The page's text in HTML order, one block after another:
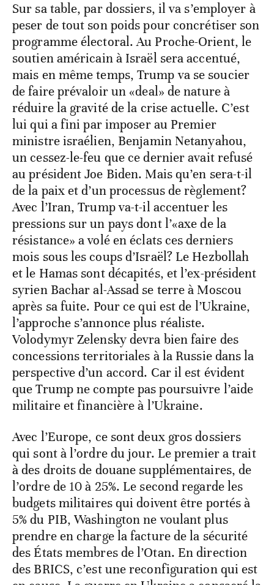
Sur sa table, par dossiers, il va s’employer à
peser de tout son poids pour concrétiser son
programme électoral. Au Proche-Orient, le
soutien américain à Israël sera accentué,
mais en même temps, Trump va se soucier
de faire prévaloir un «deal» de nature à
réduire la gravité de la crise actuelle. C’est
lui qui a fini par imposer au Premier
ministre israélien, Benjamin Netanyahou,
un cessez-le-feu que ce dernier avait refusé
au président Joe Biden. Mais qu’en sera-t-il
de la paix et d’un processus de règlement?
Avec l’Iran, Trump va-t-il accentuer les
pressions sur un pays dont l’«axe de la
résistance» a volé en éclats ces derniers
mois sous les coups d’Israël? Le Hezbollah
et le Hamas sont décapités, et l’ex-président
syrien Bachar al-Assad se terre à Moscou
après sa fuite. Pour ce qui est de l’Ukraine,
l’approche s’annonce plus réaliste.
Volodymyr Zelensky devra bien faire des
concessions territoriales à la Russie dans la
perspective d’un accord. Car il est évident
que Trump ne compte pas poursuivre l’aide
militaire et financière à l’Ukraine.
Avec l’Europe, ce sont deux gros dossiers
qui sont à l’ordre du jour. Le premier a trait
à des droits de douane supplémentaires, de
l’ordre de 10 à 25%. Le second regarde les
budgets militaires qui doivent être portés à
5% du PIB, Washington ne voulant plus
prendre en charge la facture de la sécurité
des États membres de l’Otan. En direction
des BRICS, c’est une reconfiguration qui est